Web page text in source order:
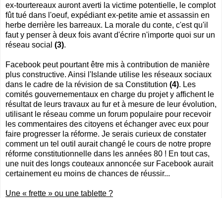
ex-tourtereaux auront averti la victime potentielle, le complot
fût tué dans l'oeuf, expédiant ex-petite amie et assassin en
herbe derrière les barreaux. La morale du conte, c'est qu'il
faut y penser à deux fois avant d'écrire n'importe quoi sur un
réseau social (3).
Facebook peut pourtant être mis à contribution de manière
plus constructive. Ainsi l'Islande utilise les réseaux sociaux
dans le cadre de la révision de sa Constitution (4). Les
comités gouvernementaux en charge du projet y affichent le
résultat de leurs travaux au fur et à mesure de leur évolution,
utilisant le réseau comme un forum populaire pour recevoir
les commentaires des citoyens et échanger avec eux pour
faire progresser la réforme. Je serais curieux de constater
comment un tel outil aurait changé le cours de notre propre
réforme constitutionnelle dans les années 80 ! En tout cas,
une nuit des longs couteaux annoncée sur Facebook aurait
certainement eu moins de chances de réussir...
Une « frette » ou une tablette ?